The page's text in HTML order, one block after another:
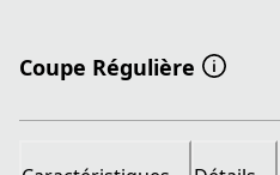
Coupe Régulière